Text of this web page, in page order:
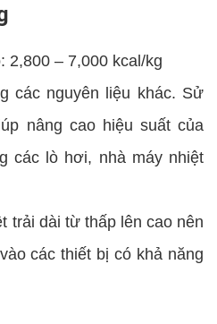
2,800 – 7,000 kcal/kg
các nguyên liệu khác. Sử
nâng cao hiệu suất của
các lò hơi, nhà máy nhiệt
trải dài từ thấp lên cao nên
các thiết bị có khả năng